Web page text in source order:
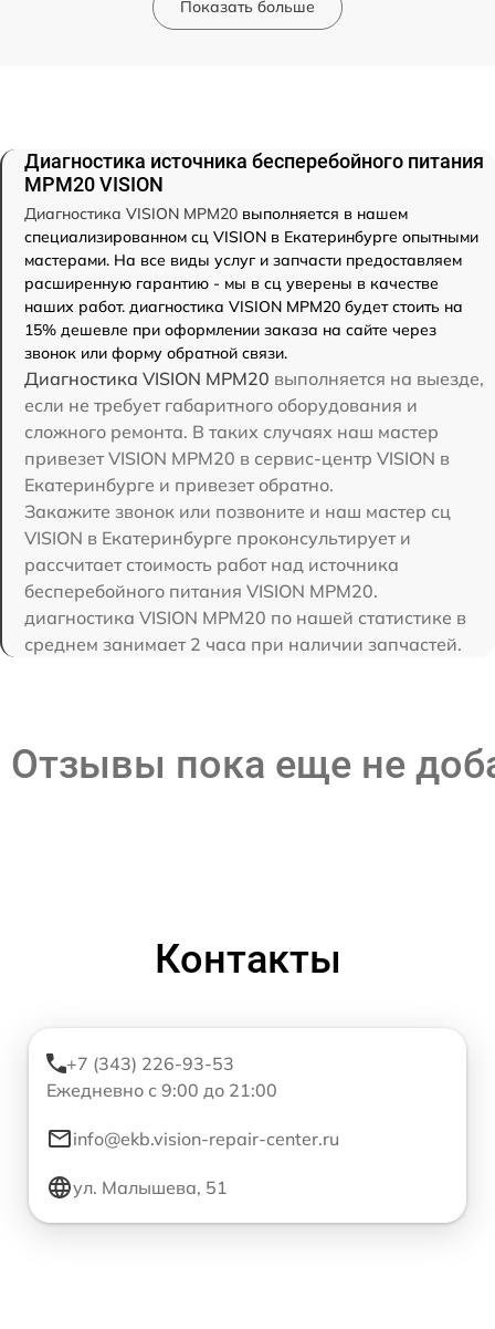
Показать больше
Диагностика источника бесперебойного питания
MPM20 VISION
Диагностика VISION MPM20 выполняется в нашем
специализированном сц VISION в Екатеринбурге опытными
мастерами. На все виды услуг и запчасти предоставляем
расширенную гарантию - мы в сц уверены в качестве
наших работ. диагностика VISION MPM20 будет стоить на
15% дешевле при оформлении заказа на сайте через
звонок или форму обратной связи.
Диагностика VISION MPM20 выполняется на выезде,
если не требует габаритного оборудования и
сложного ремонта. В таких случаях наш мастер
привезет VISION MPM20 в сервис-центр VISION в
Екатеринбурге и привезет обратно.
Закажите звонок или позвоните и наш мастер сц
VISION в Екатеринбурге проконсультирует и
рассчитает стоимость работ над источника
бесперебойного питания VISION MPM20.
диагностика VISION MPM20 по нашей статистике в
среднем занимает 2 часа при наличии запчастей.
Отзывы пока еще не
Контакты
+7 (343) 226-93-53
Ежедневно с 9:00 до 21:00
info@ekb.vision-repair-center.ru
ул. Малышева, 51